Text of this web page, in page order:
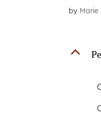
by Marie
B